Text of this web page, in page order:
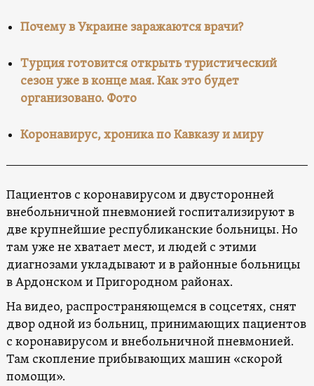
Почему в Украине заражаются врачи?
Турция готовится открыть туристический
сезон уже в конце мая. Как это будет
организовано. Фото
Коронавирус, хроника по Кавказу и миру
Пациентов с коронавирусом и двусторонней
внебольничной пневмонией госпитализируют в
две крупнейшие республиканские больницы. Но
там уже не хватает мест, и людей с этими
диагнозами укладывают и в районные больницы
в Ардонском и Пригородном районах.
На видео, распространяющемся в соцсетях, снят
двор одной из больниц, принимающих пациентов
с коронавирусом и внебольничной пневмонией.
Там скопление прибывающих машин «скорой
помощи».